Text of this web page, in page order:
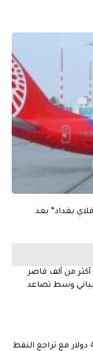
بغداد” بعد
من ألف قاصر
وسط تصاعد
الذهب يتجاوز 4300 دولار مع تراجع النفط